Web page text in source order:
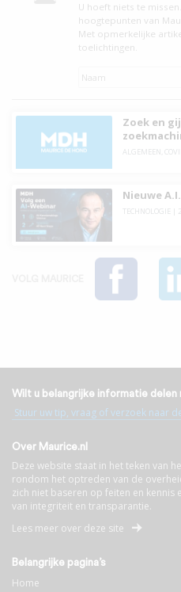
U hoeft niets te
hoogtepunten van
Met opmerkelijke
toelichtingen.
Naam
Zoek en
ALGEMEEN
Nieuwe
TECHNOLOGIE
Wilt u belangrijke informatie delen
Stuur uw tip, vraag of verzoek naar
Over Maurice.nl
Deze website staat in het teken van
rondom het optreden van de
zich niet baseren op feiten en
van integriteit en transparantie.
Lees meer over deze site
Belangrijke pagina’s
Home